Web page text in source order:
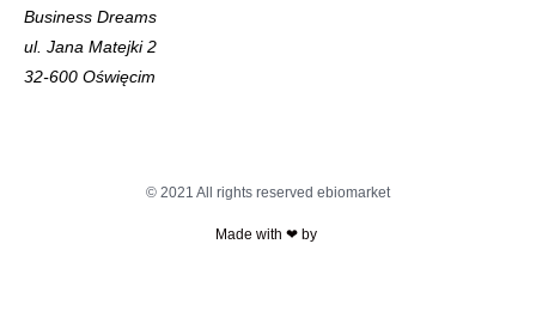
Business Dreams
ul. Jana Matejki 2
32-600 Oświęcim
© 2021 All rights reserved ebiomarket
Made with ❤ by